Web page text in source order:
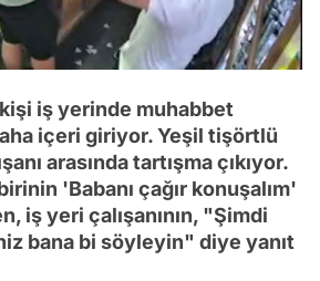
iş yerinde muhabbet
içeri giriyor. Yeşil tişörtlü
arasında tartışma çıkıyor.
'Babanı çağır konuşalım'
iş yeri çalışanının, "Şimdi
bana bi söyleyin" diye yanıt